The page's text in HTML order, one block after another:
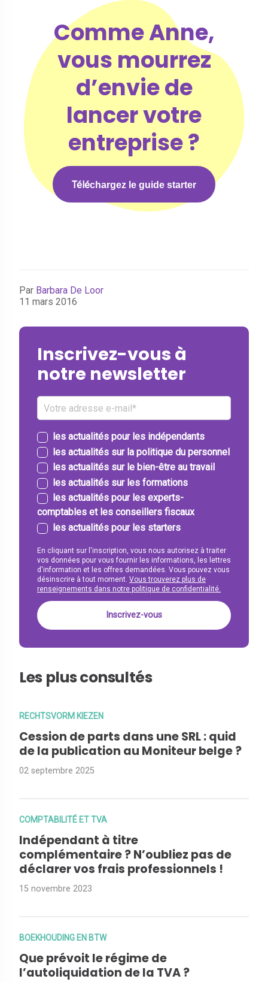
Comme Anne,
vous mourrez
d’envie de
lancer votre
entreprise ?
Téléchargez le guide starter
Par Barbara De Loor
11 mars 2016
Inscrivez-vous à
notre newsletter
les actualités pour les indépendants
les actualités sur la politique du personnel
les actualités sur le bien-être au travail
les actualités sur les formations
les actualités pour les experts-
comptables et les conseillers fiscaux
les actualités pour les starters
En cliquant sur l'inscription, vous nous autorisez à traiter
vos données pour vous fournir les informations, les lettres
d'information et les offres demandées. Vous pouvez vous
désinscrire à tout moment. Vous trouverez plus de
renseignements dans notre politique de confidentialité.
Les plus consultés
RECHTSVORM KIEZEN
Cession de parts dans une SRL : quid
de la publication au Moniteur belge ?
02 septembre 2025
COMPTABILITÉ ET TVA
Indépendant à titre
complémentaire ? N’oubliez pas de
déclarer vos frais professionnels !
15 novembre 2023
BOEKHOUDING EN BTW
Que prévoit le régime de
l’autoliquidation de la TVA ?